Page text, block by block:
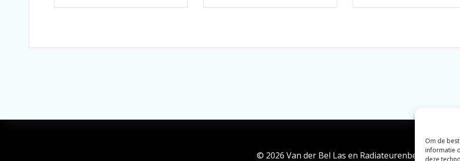
Om de
informatie
deze
© 2026 Van der Bel Las en Radiateurenbedrijf.